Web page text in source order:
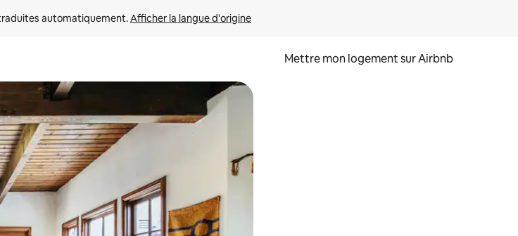
automatiquement. Afficher la langue d'origine
Mettre mon logement sur Airbnb